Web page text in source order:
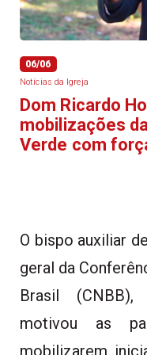
06/06
Notícias da Igreja
Dom Ricardo
mobilizações
Verde com
O bispo auxiliar
geral da
Brasil
motivou as
mobilizarem